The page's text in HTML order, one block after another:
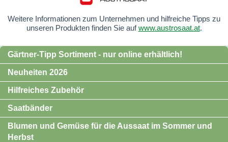
Weitere Informationen zum Unternehmen und hilfreiche Tipps zu
unseren Produkten finden Sie auf www.austrosaat.at.
Gärtner-Tipp Sortiment - nur online erhältlich!
Neuheiten 2026
Hilfreiches Zubehör
Saatbänder
Blumen und Gemüse für die Aussaat im Sommer und
Herbst